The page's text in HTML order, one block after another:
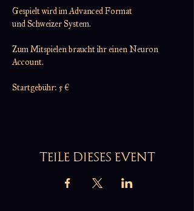
Gespielt wird im Advanced Format
und Schweizer System.
Zum Mitspielen braucht ihr einen Neuron
Account.
Startgebühr: 5 €
TEILE DIESES EVENT